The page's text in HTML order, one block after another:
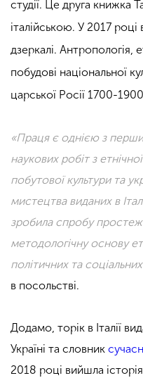
студії. Це друга книжка
італійською. У 2017 році
дзеркалі. Антропологія,
побудові національної
царської Росії 1700-
«Праця є однією з
наукових робіт з
побутової культури та
мистецтва виданих в
зробила спробу
методологічну основу
політичних та
в посольстві.
Додамо, торік в Італії
Україні та словник
2018 році вийшла